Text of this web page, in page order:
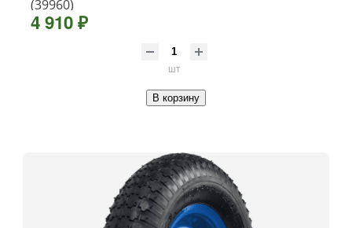
(39960)
4 910 ₽
шт
В корзину